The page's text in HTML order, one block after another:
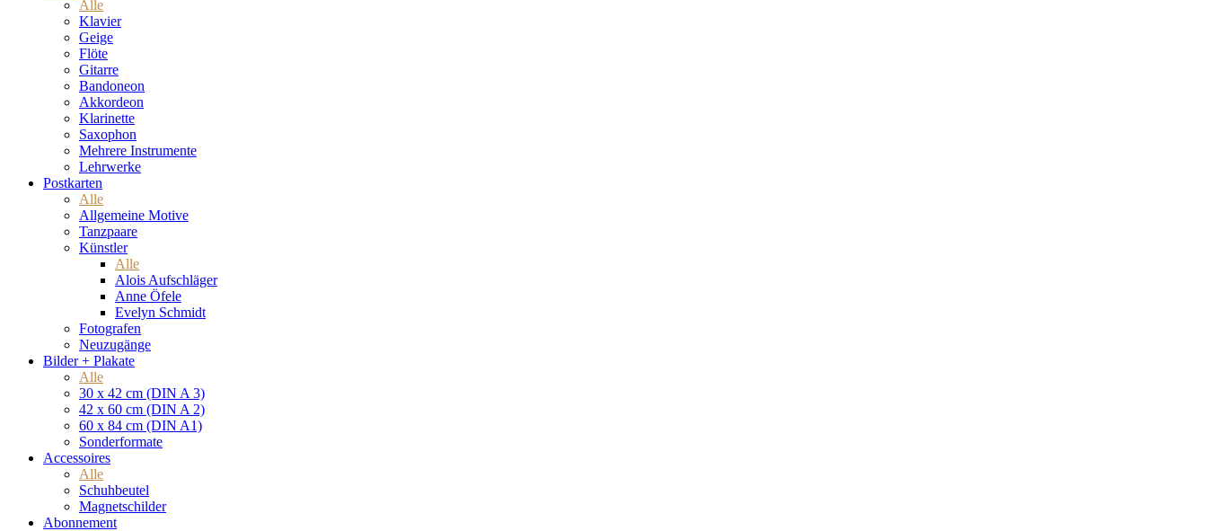
Alle
Klavier
Geige
Flöte
Gitarre
Bandoneon
Akkordeon
Klarinette
Saxophon
Mehrere Instrumente
Lehrwerke
Postkarten
Alle
Allgemeine Motive
Tanzpaare
Künstler
Alle
Alois Aufschläger
Anne Öfele
Evelyn Schmidt
Fotografen
Neuzugänge
Bilder + Plakate
Alle
30 x 42 cm (DIN A 3)
42 x 60 cm (DIN A 2)
60 x 84 cm (DIN A1)
Sonderformate
Accessoires
Alle
Schuhbeutel
Magnetschilder
Abonnement